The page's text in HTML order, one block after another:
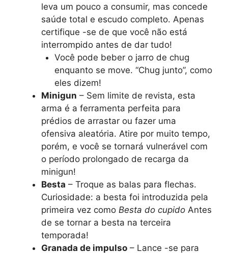
leva um pouco a consumir, mas concede
saúde total e escudo completo. Apenas
certifique -se de que você não está
interrompido antes de dar tudo!
Você pode beber o jarro de chug
enquanto se move. “Chug junto”, como
eles dizem!
Minigun – Sem limite de revista, esta
arma é a ferramenta perfeita para
prédios de arrastar ou fazer uma
ofensiva aleatória. Atire por muito tempo,
porém, e você se tornará vulnerável com
o período prolongado de recarga da
minigun!
Besta – Troque as balas para flechas.
Curiosidade: a besta foi introduzida pela
primeira vez como Besta do cupido Antes
de se tornar a besta na terceira
temporada!
Granada de impulso – Lance -se para